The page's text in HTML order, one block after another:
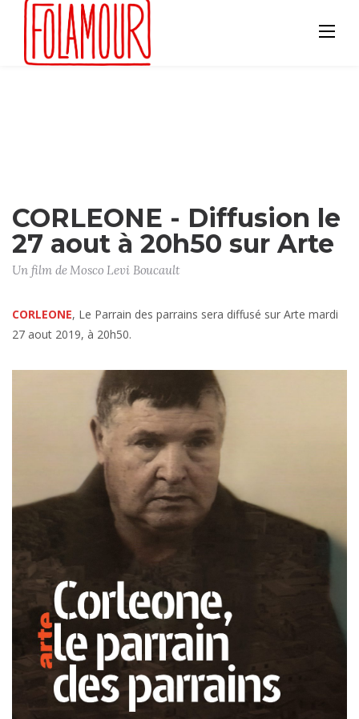
content
CORLEONE - Diffusion le
27 aout à 20h50 sur Arte
Un film de Mosco Levi Boucault
CORLEONE, Le Parrain des parrains sera diffusé sur Arte mardi
27 aout 2019, à 20h50.